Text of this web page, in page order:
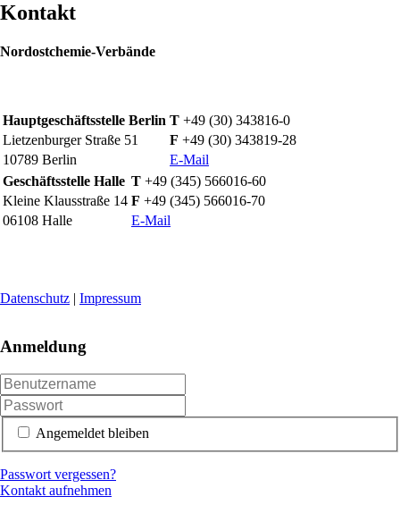
Kontakt
Nordostchemie-Verbände
Hauptgeschäftsstelle Berlin T +49 (30) 343816-0
Lietzenburger Straße 51
F +49 (30) 343819-28
10789 Berlin
E-Mail
Geschäftsstelle Halle T +49 (345) 566016-60
Kleine Klausstraße 14 F +49 (345) 566016-70
06108 Halle
E-Mail
Datenschutz | Impressum
Anmeldung
Angemeldet bleiben
Passwort vergessen?
Kontakt aufnehmen